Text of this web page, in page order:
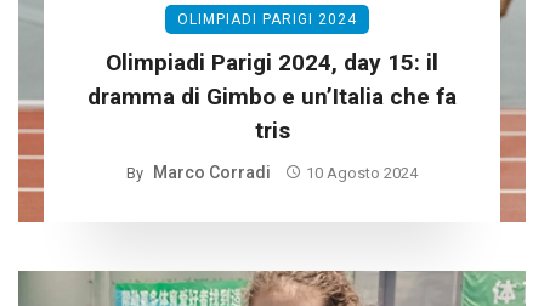
OLIMPIADI PARIGI 2024
Olimpiadi Parigi 2024, day 15: il
dramma di Gimbo e un’Italia che fa
tris
By Marco Corradi 10 Agosto 2024